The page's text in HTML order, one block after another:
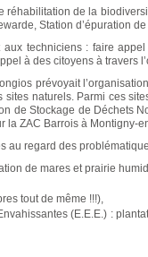
réhabilitation de la
Station d’épuration
techniciens : faire
à des citoyens à travers
prévoyait
naturels. Parmi ces
de Stockage de Déchets
la ZAC Barrois à
au regard des
de mares et prairie
tout de même !!!),
(E.E.E.) :